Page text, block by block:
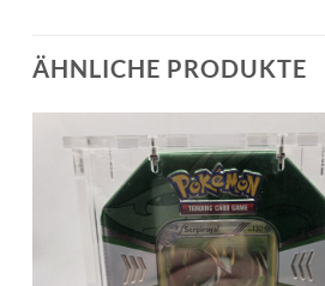
ÄHNLICHE PRODUKTE